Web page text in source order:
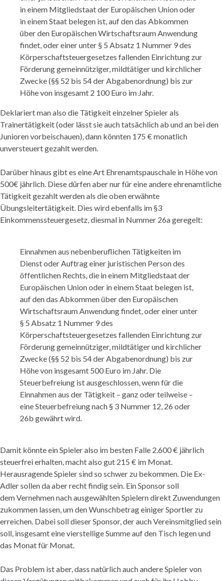
in einem Mitgliedstaat der Europäischen Union oder
in einem Staat belegen ist, auf den das Abkommen
über den Europäischen Wirtschaftsraum Anwendung
findet, oder einer unter § 5 Absatz 1 Nummer 9 des
Körperschaftsteuergesetzes fallenden Einrichtung zur
Förderung gemeinnütziger, mildtätiger und kirchlicher
Zwecke (§§ 52 bis 54 der Abgabenordnung) bis zur
Höhe von insgesamt 2 100 Euro im Jahr.
Deklariert man also die Tätigkeit einzelner Spieler als
Trainertätigkeit (oder lässt sie auch tatsächlich ab und an bei den
Junioren vorbeischauen), dann könnten 175 € monatlich
unversteuert gezahlt werden.
Darüber hinaus gibt es eine Art Ehrenamtspauschale in Höhe von
500€ jährlich. Diese dürfen aber nur für eine andere ehrenamtliche
Tätigkeit gezahlt werden als die oben erwähnte
Übungsleitertätigkeit. Dies wird ebenfalls im §3
Einkommenssteuergesetz, diesmal in Nummer 26a geregelt:
Einnahmen aus nebenberuflichen Tätigkeiten im
Dienst oder Auftrag einer juristischen Person des
öffentlichen Rechts, die in einem Mitgliedstaat der
Europäischen Union oder in einem Staat belegen ist,
auf den das Abkommen über den Europäischen
Wirtschaftsraum Anwendung findet, oder einer unter
§ 5 Absatz 1 Nummer 9 des
Körperschaftsteuergesetzes fallenden Einrichtung zur
Förderung gemeinnütziger, mildtätiger und kirchlicher
Zwecke (§§ 52 bis 54 der Abgabenordnung) bis zur
Höhe von insgesamt 500 Euro im Jahr. Die
Steuerbefreiung ist ausgeschlossen, wenn für die
Einnahmen aus der Tätigkeit – ganz oder teilweise –
eine Steuerbefreiung nach § 3 Nummer 12, 26 oder
26b gewährt wird.
Damit könnte ein Spieler also im besten Falle 2.600 € jährlich
steuerfrei erhalten, macht also gut 215 € im Monat.
Herausragende Spieler sind so schwer zu bekommen. Die Ex-
Adler sollen da aber recht findig sein. Ein Sponsor soll
dem Vernehmen nach ausgewählten Spielern direkt Zuwendungen
zukommen lassen, um den Wunschbetrag einiger Sportler zu
erreichen. Dabei soll dieser Sponsor, der auch Vereinsmitglied sein
soll, insgesamt eine vierstellige Summe auf den Tisch legen und
das Monat für Monat.
Das Problem ist aber, dass natürlich auch andere Spieler von